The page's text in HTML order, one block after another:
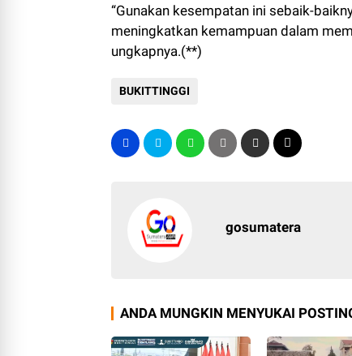
“Gunakan kesempatan ini sebaik-
meningkatkan kemampuan dalam
ungkapnya.(**)
BUKITTINGGI
gosumatera
ANDA MUNGKIN MENYUKAI